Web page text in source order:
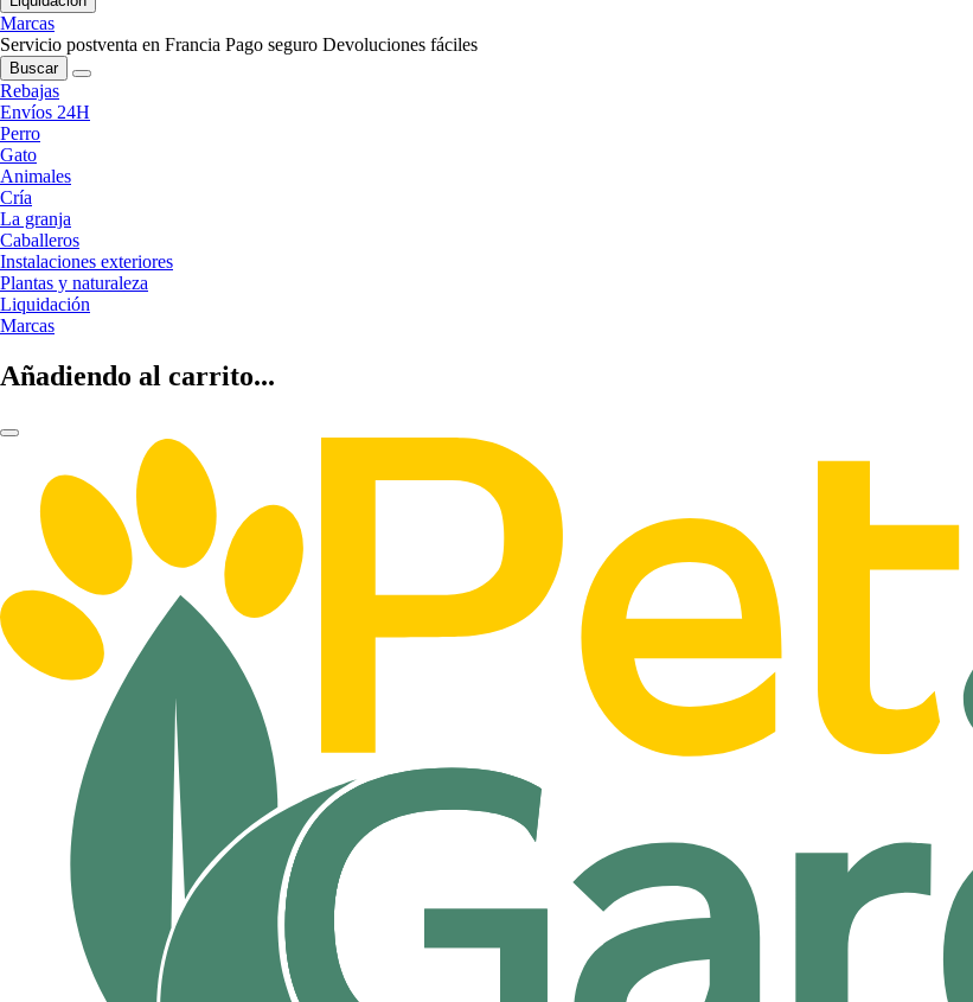
Marcas
Servicio postventa en Francia Pago seguro Devoluciones fáciles
Buscar
Rebajas
Envíos 24H
Perro
Gato
Animales
Cría
La granja
Caballeros
Instalaciones exteriores
Plantas y naturaleza
Liquidación
Marcas
Añadiendo al carrito...